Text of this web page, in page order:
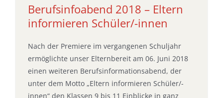
Berufsinfoabend 2018 – Eltern
informieren Schüler/-innen
Nach der Premiere im vergangenen Schuljahr
ermöglichte unser Elternbereit am 06. Juni 2018
einen weiteren Berufsinformationsabend, der
unter dem Motto „Eltern informieren Schüler/-
innen“ den Klassen 9 bis 11 Einblicke in ganz